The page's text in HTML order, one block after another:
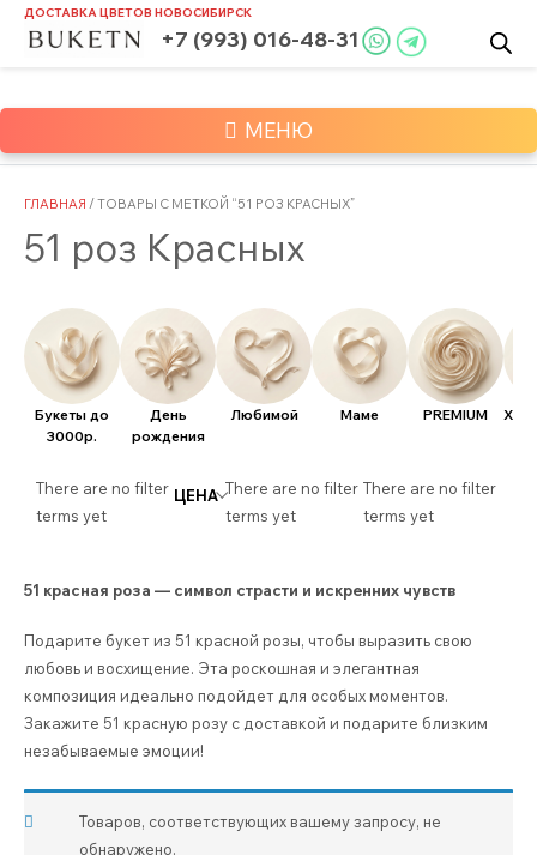
SkipДОСТАВКА ЦВЕТОВ НОВОСИБИРСК
+7 (993) 016-48-31
МЕНЮ
ГЛАВНАЯ / ТОВАРЫ С МЕТКОЙ “51 РОЗ КРАСНЫХ”
51 роз Красных
Букеты до
3000р.
День
рождения
Любимой Маме PREMIUM
There are no filter
terms yet
ЦЕНА There are no filter
terms yet
There are no filter
terms yet
51 красная роза — символ страсти и искренних чувств
Подарите букет из 51 красной розы, чтобы выразить свою
любовь и восхищение. Эта роскошная и элегантная
композиция идеально подойдет для особых моментов.
Закажите 51 красную розу с доставкой и подарите близким
незабываемые эмоции!
Товаров, соответствующих вашему запросу, не
обнаружено.